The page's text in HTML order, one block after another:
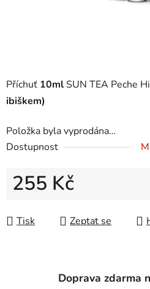
Příchuť 10mlSUN TEA Peche
ibiškem)
Položka byla vyprodána…
Dostupnost
255 Kč
Tisk
Zeptat se
Doprava zdarma